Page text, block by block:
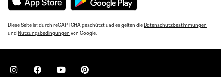
Diese Seite ist durch reCAPTCHA geschützt und es gelten die Datenschutzbestimmungen
und Nutzungsbedingungen von Google.